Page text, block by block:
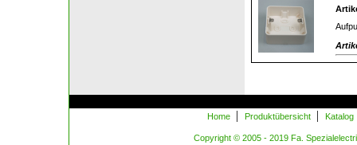
Home | Produktübersicht | Katalog
Copyright © 2005 - 2019 Fa.